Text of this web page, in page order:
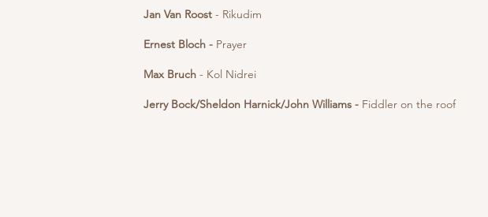
Jan Van Roost - Rikudim
Ernest Bloch - Prayer
Max Bruch - Kol Nidrei
Jerry Bock/Sheldon Harnick/John Williams - Fiddler on the roof